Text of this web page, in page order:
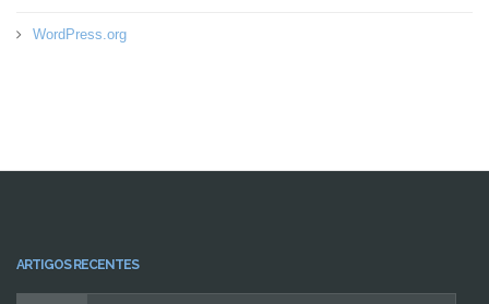
WordPress.org
ARTIGOS RECENTES